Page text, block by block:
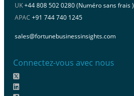
UK+44 808 502 0280 (Numéro sans frais )
APAC +91 744 740 1245
sales@fortunebusinessinsights.com
Connectez-vous avec nous